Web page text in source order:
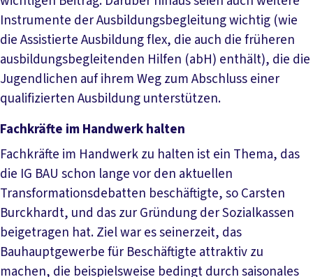
Instrumente der Ausbildungsbegleitung wichtig (wie
die Assistierte Ausbildung flex, die auch die früheren
ausbildungsbegleitenden Hilfen (abH) enthält), die die
Jugendlichen auf ihrem Weg zum Abschluss einer
qualifizierten Ausbildung unterstützen.
Fachkräfte im Handwerk halten
Fachkräfte im Handwerk zu halten ist ein Thema, das
die IG BAU schon lange vor den aktuellen
Transformationsdebatten beschäftigte, so Carsten
Burckhardt, und das zur Gründung der Sozialkassen
beigetragen hat. Ziel war es seinerzeit, das
Bauhauptgewerbe für Beschäftigte attraktiv zu
machen, die beispielsweise bedingt durch saisonales